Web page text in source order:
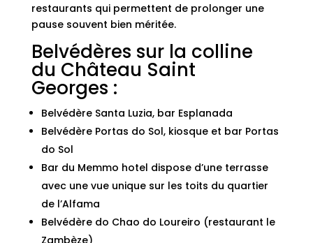
restaurants qui permettent de prolonger une
pause souvent bien méritée.
Belvédères sur la colline
du Château Saint
Georges :
Belvédère Santa Luzia, bar Esplanada
Belvédère Portas do Sol, kiosque et bar Portas
do Sol
Bar du Memmo hotel dispose d’une terrasse
avec une vue unique sur les toits du quartier
de l’Alfama
Belvédère do Chao do Loureiro (restaurant le
Zambèze)